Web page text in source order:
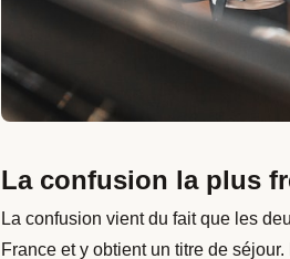
La confusion la plus
La confusion vient du fait que les
France et y obtient un titre de